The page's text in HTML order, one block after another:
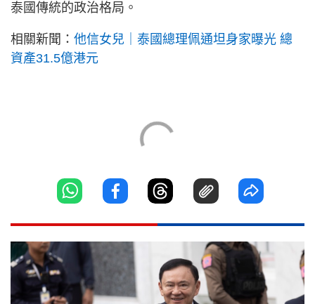
泰國傳統的政治格局。
相關新聞： 他信女兒｜泰國總理佩通坦身家曝光 總
資產31.5億港元